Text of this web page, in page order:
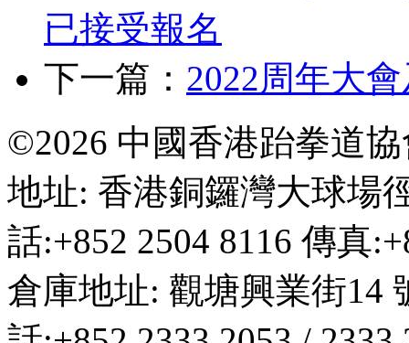
已接受報名
下一篇： 2022周年大
©2026 中國香港跆拳道
地址: 香港銅鑼灣大球場
話:+852 2504 8116 傳真
倉庫地址: 觀塘興業街14